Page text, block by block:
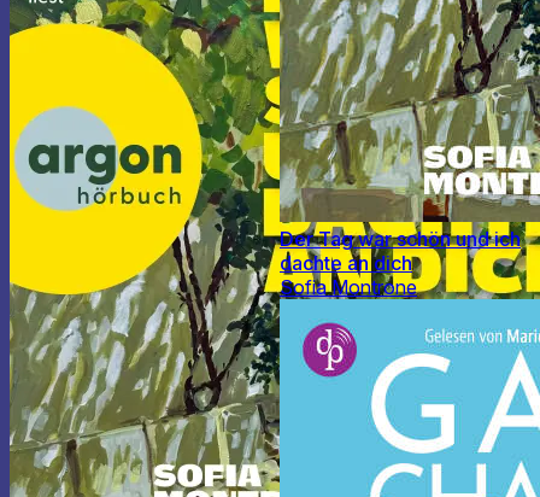
Der Tag war schön und ich
dachte an dich
Sofia Montrone